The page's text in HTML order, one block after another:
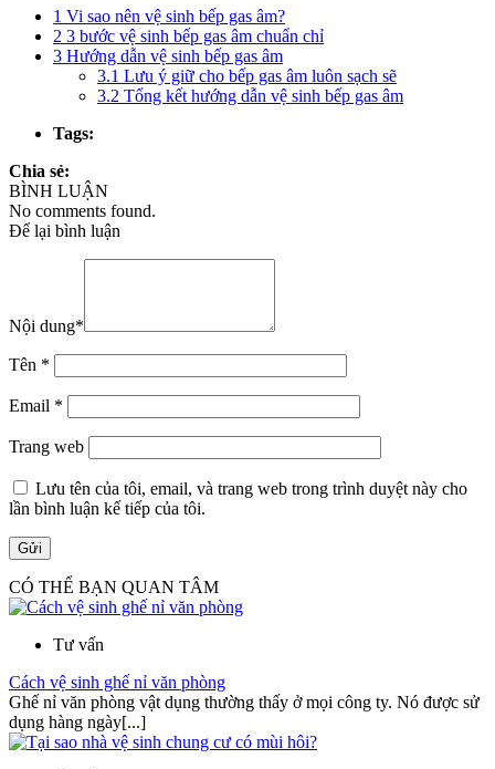
1 Vi sao nên vệ sinh bếp gas âm?
2 3 bước vệ sinh bếp gas âm chuẩn chỉ
3 Hướng dẫn vệ sinh bếp gas âm
3.1 Lưu ý giữ cho bếp gas âm luôn sạch sẽ
3.2 Tổng kết hướng dẫn vệ sinh bếp gas âm
Tags:
Chia sẻ:
BÌNH LUẬN
No comments found.
Để lại bình luận
Nội dung*
Tên *
Email *
Trang web
Lưu tên của tôi, email, và trang web trong trình duyệt này cho
lần bình luận kế tiếp của tôi.
CÓ THỂ BẠN QUAN TÂM
Tư vấn
Cách vệ sinh ghế nỉ văn phòng
Ghế nỉ văn phòng vật dụng thường thấy ở mọi công ty. Nó được sử
dụng hàng ngày[...]